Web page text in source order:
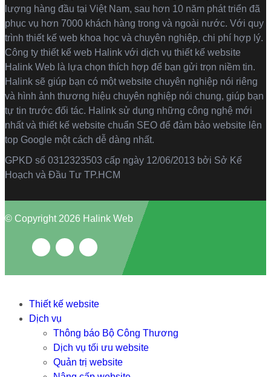
lượng hàng đầu tại Việt Nam, sau hơn 10 năm phát triển đã
phục vụ hơn 7000 khách hàng trong và ngoài nước. Với quy
trình thiết kế web khoa học và chuyên nghiệp, chi phí hợp lý.
Công ty thiết kế web Halink với dịch vụ thiết kế website
Halink Web là lựa chọn thích hợp để bạn gửi trọn niềm tin.
Halink sẽ giúp bạn có một website chuyên nghiệp nói riêng
và hình ảnh thương hiệu chuyên nghiệp nói chung, giúp bạn
tự tin trước đối tác. Halink sử dụng những công nghệ mới
nhất và thiết kế website chuẩn SEO để đảm bảo website lên
top Google một cách dễ dàng nhất.
GPKD số 0312323503 cấp ngày 12/06/2013 bởi Sở Kế
Hoạch và Đầu Tư TP.HCM
© Copyright 2026 Halink Web
Thiết kế website
Dịch vụ
Thông báo Bộ Công Thương
Dịch vụ tối ưu website
Quản trị website